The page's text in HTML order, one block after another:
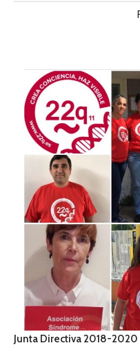
Junta Directiva 2018-2020